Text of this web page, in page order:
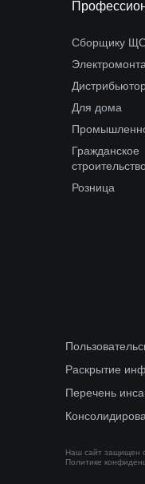
Сборщику
Для дома
Гражданское
Розница
Раскрытие
Перечень
Наш сайт защищен
Политике